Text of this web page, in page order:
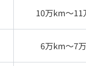
10万km〜11
6万km〜7